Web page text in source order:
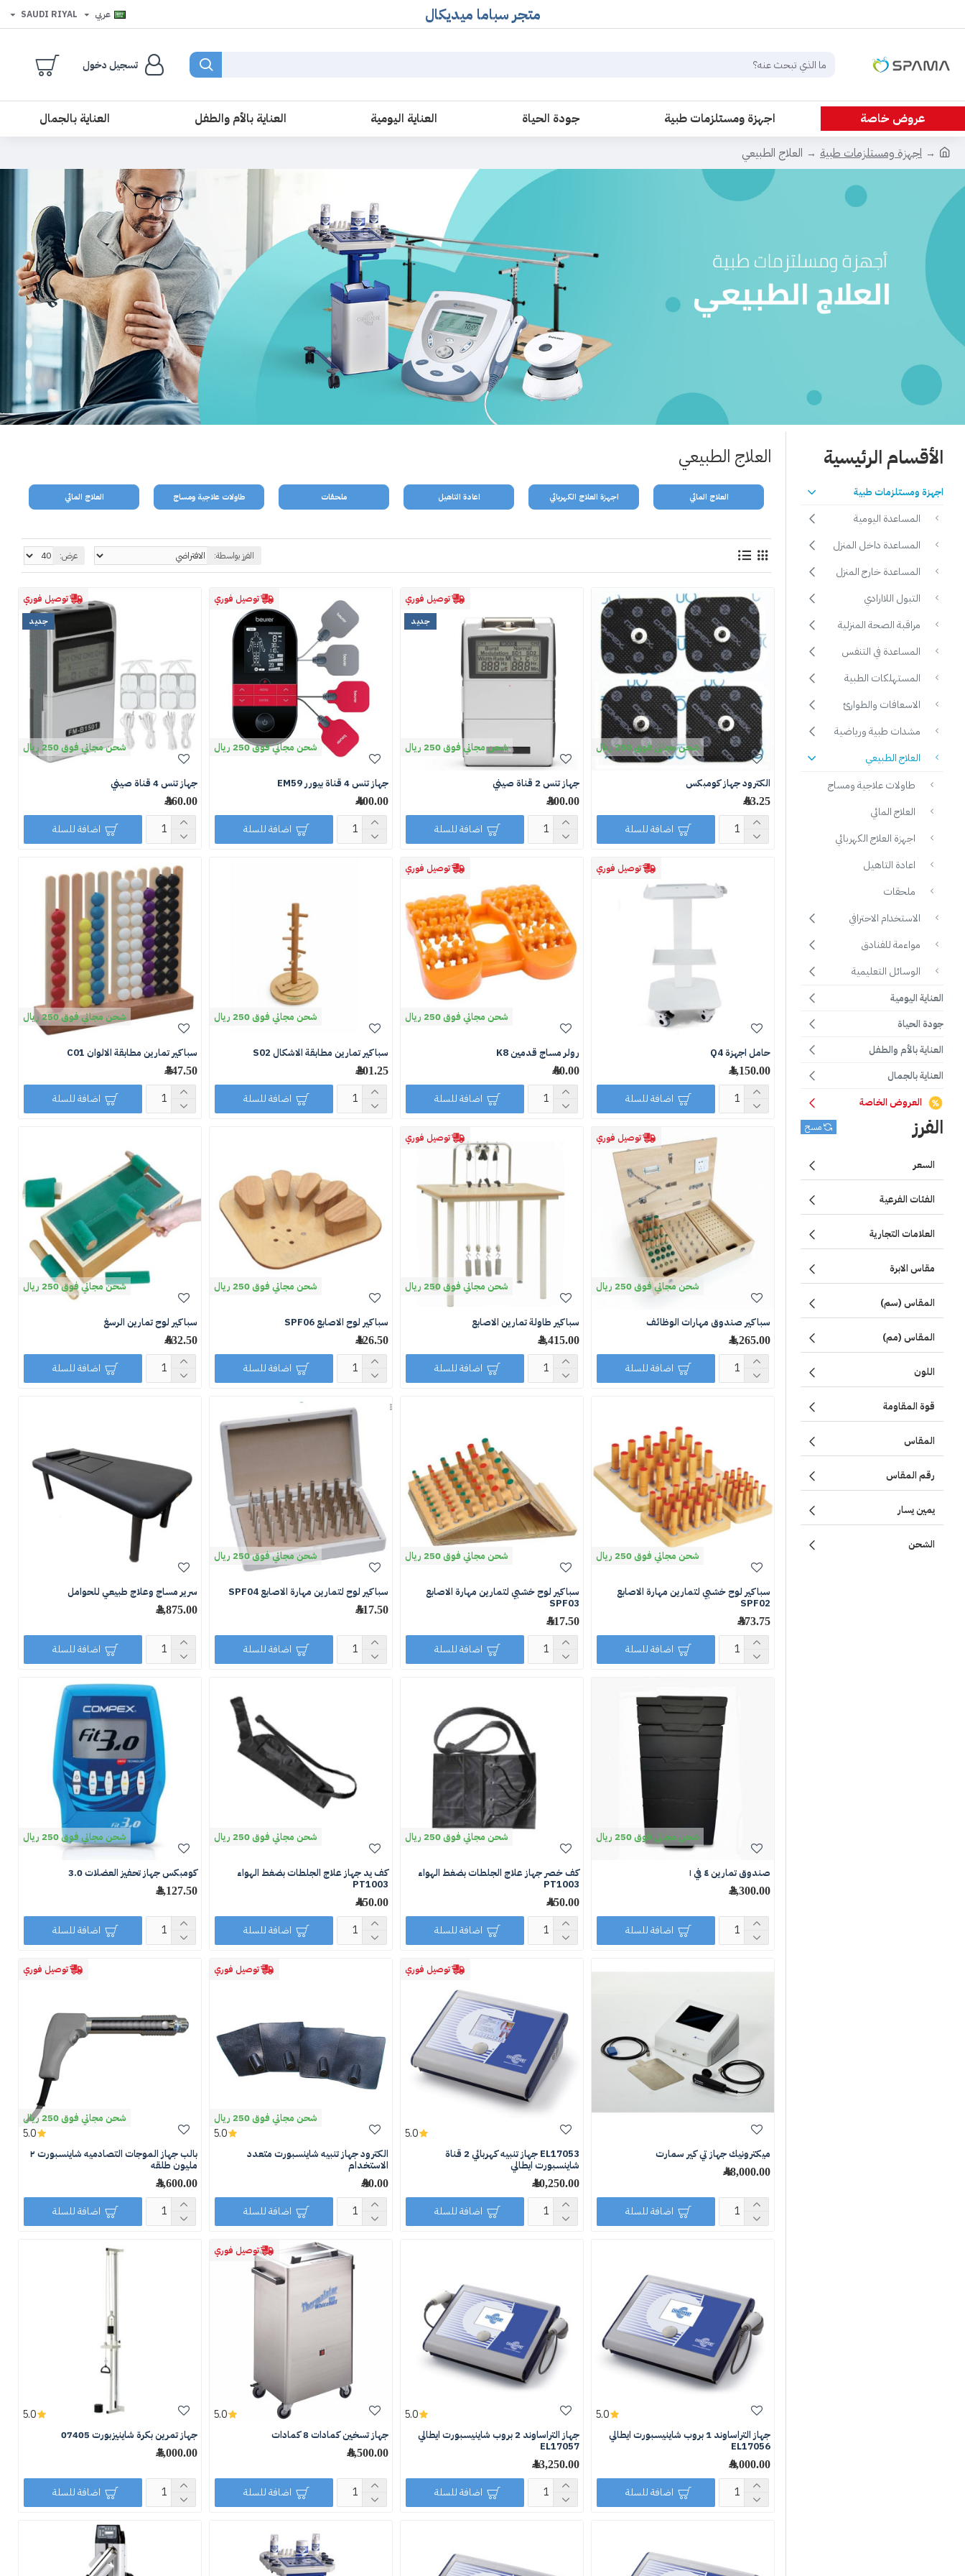
متجر سباما ميديكال عربي SAUDI RIYAL
تسجيل دخول
عروض خاصة اجهزة ومستلزمات طبية جودة الحياة العناية اليومية العناية بالأم والطفل
العناية بالجمال
اجهزة ومستلزمات طبية
العلاج الطبيعي
الأقسام الرئيسية
اجهزة ومستلزمات طبية
المساعدة اليومية
المساعدة داخل المنزل
المساعدة خارج المنزل
التبول اللاارادي
مراقبة الصحة المنزلية
المساعدة في التنفس
المستهلكات الطبية
الاسعافات والطوارئ
مشدات طبية ورياضية
العلاج الطبيعي
طاولات علاجية ومساج
العلاج المائي
اجهزة العلاج الكهربائي
اعادة التاهيل
ملحقات
الاستخدام الاحترافي
مواءمة للفنادق
الوسائل التعليمية
العناية اليومية
جودة الحياة
العناية بالأم والطفل
العناية بالجمال
العروض الخاصة
الفرز مسح
السعر
الفئات الفرعية
العلامات التجارية
مقاس الابرة
المقاس (سم)
المقاس (مم)
اللون
قوة المقاومة
المقاس
رقم المقاس
يمين يسار
الشحن
العلاج الطبيعي
طاولات علاجية ومساج العلاج المائي اجهزة العلاج الكهربائي اعادة التاهيل ملحقات طاولات علاجية ومساج العلاج المائي
الفرز بواسطة: عرض:
شحن مجاني فوق 250 ريال
الكترود جهاز كومبكس
63.25 ﷼
اضافة للسلة
جديد
توصيل فوري
شحن مجاني فوق 250 ريال
جهاز تنس 2 قناة صيني
300.00 ﷼
اضافة للسلة
توصيل فوري
شحن مجاني فوق 250 ريال
جهاز تنس 4 قناة بيورر EM59
400.00 ﷼
اضافة للسلة
جديد
توصيل فوري
شحن مجاني فوق 250 ريال
جهاز تنس 4 قناة صيني
360.00 ﷼
اضافة للسلة
توصيل فوري
حامل اجهزة Q4
1,150.00 ﷼
اضافة للسلة
توصيل فوري
شحن مجاني فوق 250 ريال
رولر مساج قدمين K8
60.00 ﷼
اضافة للسلة
شحن مجاني فوق 250 ريال
سباكير تمارين مطابقة الاشكال S02
201.25 ﷼
اضافة للسلة
شحن مجاني فوق 250 ريال
سباكير تمارين مطابقة الالوان C01
747.50 ﷼
اضافة للسلة
توصيل فوري
شحن مجاني فوق 250 ريال
سباكير صندوق مهارات الوظائف
1,265.00 ﷼
اضافة للسلة
توصيل فوري
شحن مجاني فوق 250 ريال
سباكير طاولة تمارين الاصابع
2,415.00 ﷼
اضافة للسلة
شحن مجاني فوق 250 ريال
سباكير لوح الاصابع SPF06
126.50 ﷼
اضافة للسلة
شحن مجاني فوق 250 ريال
سباكير لوح تمارين الرسغ
632.50 ﷼
اضافة للسلة
شحن مجاني فوق 250 ريال
سباكير لوح خشبي لتمارين مهارة الاصابع
SPF02
373.75 ﷼
اضافة للسلة
شحن مجاني فوق 250 ريال
سباكير لوح خشبي لتمارين مهارة الاصابع
SPF03
517.50 ﷼
اضافة للسلة
شحن مجاني فوق 250 ريال
سباكير لوح لتمارين مهارة الاصابع SPF04
517.50 ﷼
اضافة للسلة
سرير مساج وعلاج طبيعي للحوامل
2,875.00 ﷼
اضافة للسلة
شحن مجاني فوق 250 ريال
صندوق تمارين ٤ في ١
2,300.00 ﷼
اضافة للسلة
شحن مجاني فوق 250 ريال
كف خصر جهاز علاج الجلطات بضغط الهواء
PT1003
450.00 ﷼
اضافة للسلة
شحن مجاني فوق 250 ريال
كف يد جهاز علاج الجلطات بضغط الهواء
PT1003
450.00 ﷼
اضافة للسلة
شحن مجاني فوق 250 ريال
كومبكس جهاز تحفيز العضلات 3.0
2,127.50 ﷼
اضافة للسلة
ميكترونيك جهاز تي كير سمارت
48,000.00 ﷼
اضافة للسلة
توصيل فوري
EL17053 جهاز تنبيه كهربائي 2 قناة
شاينسبورت ايطالي
10,250.00 ﷼
5.0
اضافة للسلة
توصيل فوري
شحن مجاني فوق 250 ريال
الكترود جهاز تنبيه شاينسبورت متعدد
الاستخدام
90.00 ﷼
5.0
اضافة للسلة
توصيل فوري
شحن مجاني فوق 250 ريال
بالب جهاز الموجات التصادميه شاينسبورت ٢
مليون طلقه
3,600.00 ﷼
5.0
اضافة للسلة
جهاز التراساوند 1 بروب شاينيسبورت ايطالي
EL17056
9,000.00 ﷼
5.0
اضافة للسلة
جهاز التراساوند 2 بروب شاينيسبورت ايطالي
EL17057
13,250.00 ﷼
5.0
اضافة للسلة
توصيل فوري
جهاز تسخين كمادات 8 كمادات
8,500.00 ﷼
5.0
اضافة للسلة
جهاز تمرين بكرة شاينيزبورت 07405
7,000.00 ﷼
5.0
اضافة للسلة